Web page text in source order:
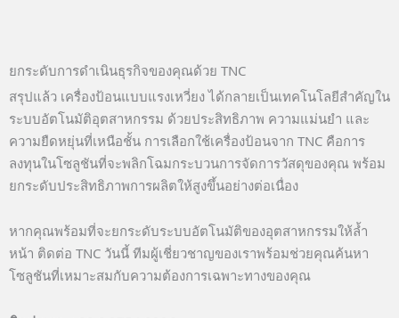
ยกระดับการดำเนินธุรกิจของคุณด้วย TNC
สรุปแล้ว เครื่องป้อนแบบแรงเหวี่ยง ได้กลายเป็นเทคโนโลยีสำคัญใน
ระบบอัตโนมัติอุตสาหกรรม ด้วยประสิทธิภาพ ความแม่นยำ และ
ความยืดหยุ่นที่เหนือชั้น การเลือกใช้เครื่องป้อนจาก TNC คือการ
ลงทุนในโซลูชันที่จะพลิกโฉมกระบวนการจัดการวัสดุของคุณ พร้อม
ยกระดับประสิทธิภาพการผลิตให้สูงขึ้นอย่างต่อเนื่อง
หากคุณพร้อมที่จะยกระดับระบบอัตโนมัติของอุตสาหกรรมให้ล้ำ
หน้า ติดต่อ TNC วันนี้ ทีมผู้เชี่ยวชาญของเราพร้อมช่วยคุณค้นหา
โซลูชันที่เหมาะสมกับความต้องการเฉพาะทางของคุณ